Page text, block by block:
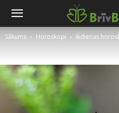
Sākums Horoskopi Ikdienas